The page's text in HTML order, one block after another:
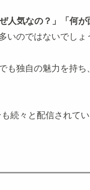
人気なの？」「何
いのではないでしょ
も独自の魅力を持
続々と配信されてい